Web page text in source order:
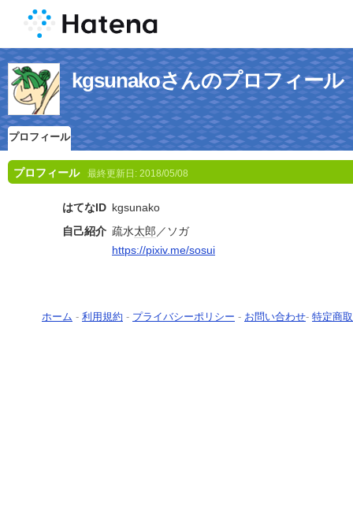
kgsunakoさんのプロフィール
プロフィール
プロフィール 最終更新日: 2018/05/08
はてなID kgsunako
自己紹介 疏水太郎／ソガ
https://pixiv.me/sosui
ホーム - 利用規約 - プライバシーポリシー - お問い合わせ- 特定商